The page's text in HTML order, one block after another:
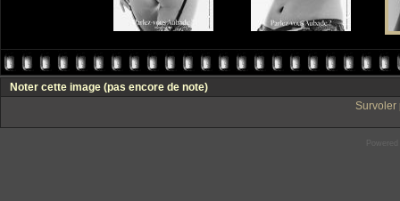
Noter cette image (pas encore de note)
Survoler